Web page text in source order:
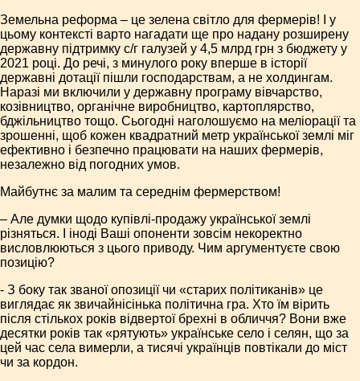
Земельна реформа – це зелена світло для фермерів! І у
цьому контексті варто нагадати ще про надану розширену
державну підтримку с/г галузей у 4,5 млрд грн з бюджету у
2021 році. До речі, з минулого року вперше в історії
державні дотації пішли господарствам, а не холдингам.
Наразі ми включили у державну програму вівчарство,
козівництво, органічне виробництво, картоплярство,
бджільництво тощо. Сьогодні наголошуємо на меліорації та
зрошенні, щоб кожен квадратний метр української землі міг
ефективно і безпечно працювати на наших фермерів,
незалежно від погодних умов.
Майбутнє за малим та середнім фермерством!
– Але думки щодо купівлі-продажу української землі
різняться. І іноді Ваші опоненти зовсім некоректно
висловлюються з цього приводу. Чим аргументуєте свою
позицію?
- З боку так званої опозиції чи «старих політиканів» це
виглядає як звичайнісінька політична гра. Хто їм вірить
після стількох років відвертої брехні в обличчя? Вони вже
десятки років так «рятують» українське село і селян, що за
цей час села вимерли, а тисячі українців повтікали до міст
чи за кордон.